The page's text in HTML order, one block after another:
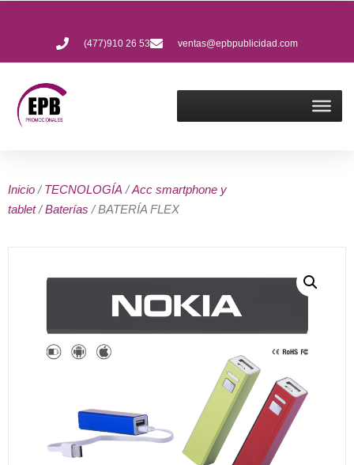
(477)910 26 53 ventas@epbpublicidad.com
Inicio /TECNOLOGÍA /Acc smartphone y
tablet/Baterías / BATERÍA FLEX